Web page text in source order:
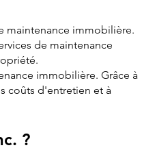
maintenance immobilière.
de maintenance
immobilière. Grâce à
coûts d'entretien et à
?